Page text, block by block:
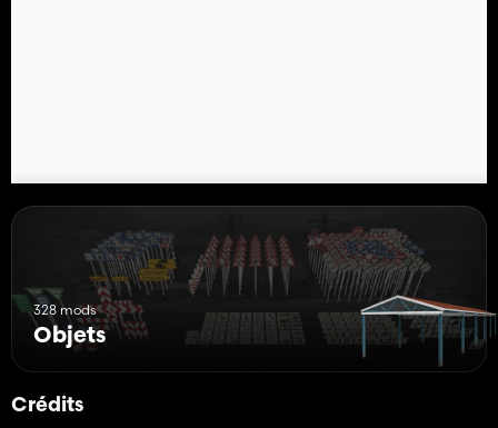
328 mods
Objets
Crédits